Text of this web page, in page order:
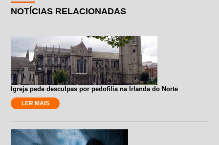
NOTÍCIAS RELACIONADAS
Igreja pede desculpas por pedofilia na Irlanda do Norte
LER MAIS